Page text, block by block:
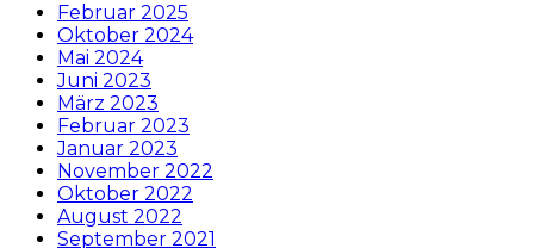
Februar 2025
Oktober 2024
Mai 2024
Juni 2023
März 2023
Februar 2023
Januar 2023
November 2022
Oktober 2022
August 2022
September 2021